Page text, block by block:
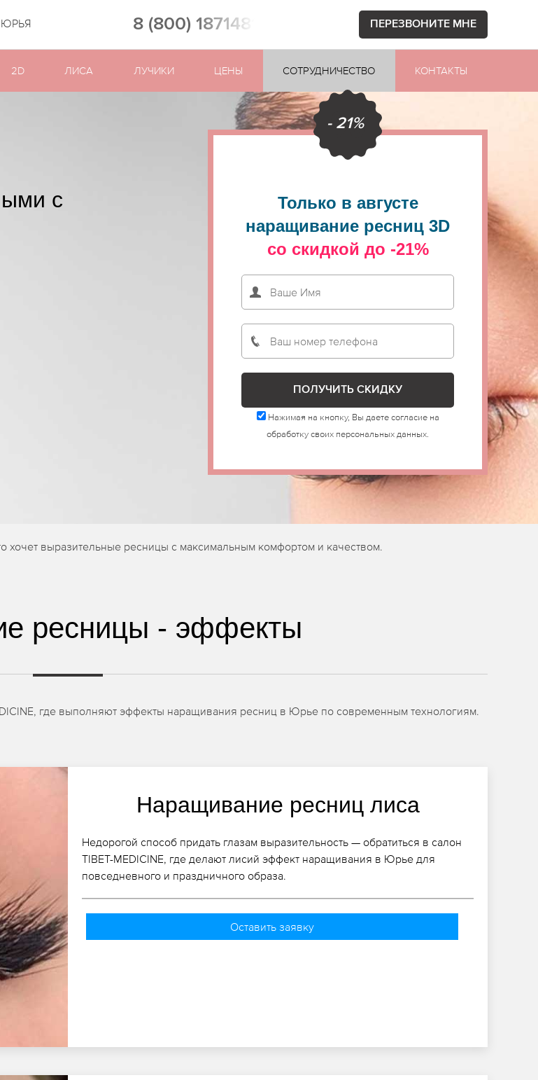
ЮРЬЯ 8 (800) 1871481 ПЕРЕЗВОНИТЕ МНЕ
2D ЛИСА ЛУЧИКИ ЦЕНЫ СОТРУДНИЧЕСТВО КОНТАКТЫ
с
- 21%
Только в августе
наращивание ресниц 3D
со скидкой до -21%
Нажимая на кнопку, Вы даете согласие на
обработку своих персональных данных.
хочет выразительные ресницы с максимальным комфортом и качеством.
ресницы - эффекты
где выполняют эффекты наращивания ресниц в Юрье по современным технологиям.
Наращивание ресниц лиса
Недорогой способ придать глазам выразительность — обратиться в салон
TIBET-MEDICINE, где делают лисий эффект наращивания в Юрье для
повседневного и праздничного образа.
Оставить заявку